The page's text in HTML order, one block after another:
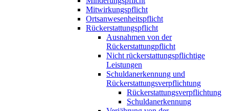
Mitwirkungspflicht
Ortsanwesenheitspflicht
Rückerstattungspflicht
Ausnahmen von der
Rückerstattungpflicht
Nicht rückerstattungspflichtige
Leistungen
Schuldanerkennung und
Rückerstattungsverpflichtung
Rückerstattungsverpflichtung
Schuldanerkennung